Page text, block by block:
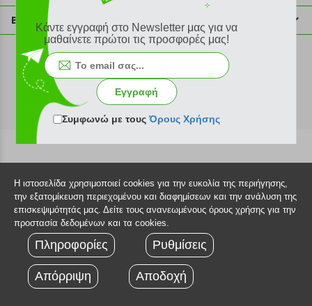
info@plus4u.gr
Η εταιρία
Σημεία παραλαβής
Ευκαιρίες καριέρας
Όροι χρήσης
Sitemap
Βοήθεια
Εξέλιξη παραγγελίας
Τρόποι παραγγελίας
Τρόποι πληρωμής
Τρόποι αποστολής
Πολιτική επιστροφών
Τεχνική υποστήριξη
©2026 Plus4u.gr
Κάντε εγγραφή στο Newsletter μας για να
μαθαίνετε πρώτοι τις προσφορές μας!
Εγγραφή
Συμφωνώ με τουςΌρους Χρήσης
Η ιστοσελίδα χρησιμοποιεί cookies για την ευκολία της περιήγησης,
την εξατομίκευση περιεχομένου και διαφημίσεων και την ανάλυση της
επισκεψιμότητάς μας. Δείτε τους ανανεωμένους όρους χρήσης για την
προστασία δεδομένων και τα cookies.
Πληροφορίες Ρυθμίσεις
Απόρριψη Αποδοχή